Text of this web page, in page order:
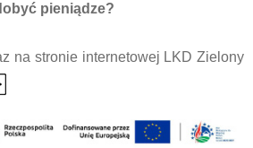
pieniądze?
na stronie internetowej LKD Zielony